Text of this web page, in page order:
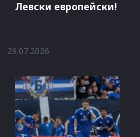
Левски европейски!
29.07.2026